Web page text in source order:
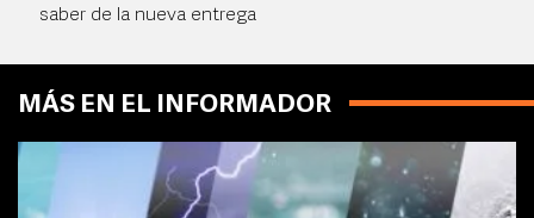
saber de la nueva entrega
MÁS EN EL INFORMADOR